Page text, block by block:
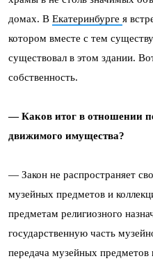
домах. В Екатеринбурге я
котором вместе с тем
существовал в этом здании.
собственность.
— Каков итог в отношении
движимого имущества?
— Закон не распространяет
музейных предметов и
предметам религиозного
государственную часть
передача музейных предметов